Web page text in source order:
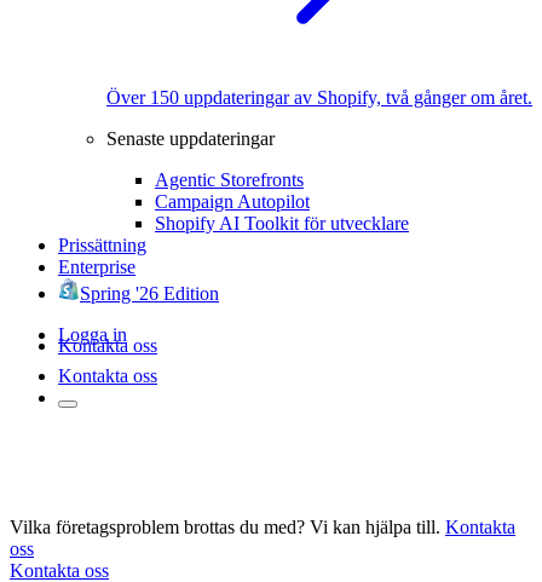
Över 150 uppdateringar av Shopify, två gånger om året.
Senaste uppdateringar
Agentic Storefronts
Campaign Autopilot
Shopify AI Toolkit för utvecklare
Prissättning
Enterprise
Spring '26 Edition
Logga in
Kontakta oss
Kontakta oss
Vilka företagsproblem brottas du med? Vi kan hjälpa till. Kontakta
oss
Kontakta oss